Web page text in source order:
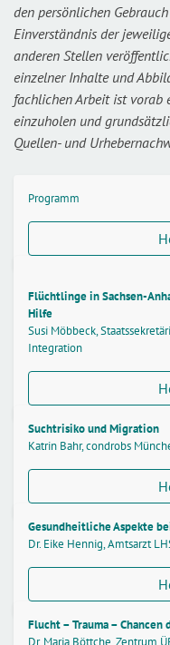
den persönlichen
Einverständnis der
anderen Stellen
einzelner Inhalte und
fachlichen Arbeit ist vorab
einzuholen und
Quellen- und
Programm
Flüchtlinge in Sachsen-
Hilfe
Susi Möbbeck,
Integration
Suchtrisiko und Migration
Katrin Bahr, condrobs
Gesundheitliche Aspekte
Dr. Eike Hennig, Amtsarzt
Flucht – Trauma –
Dr. Maria Böttche, Zentrum